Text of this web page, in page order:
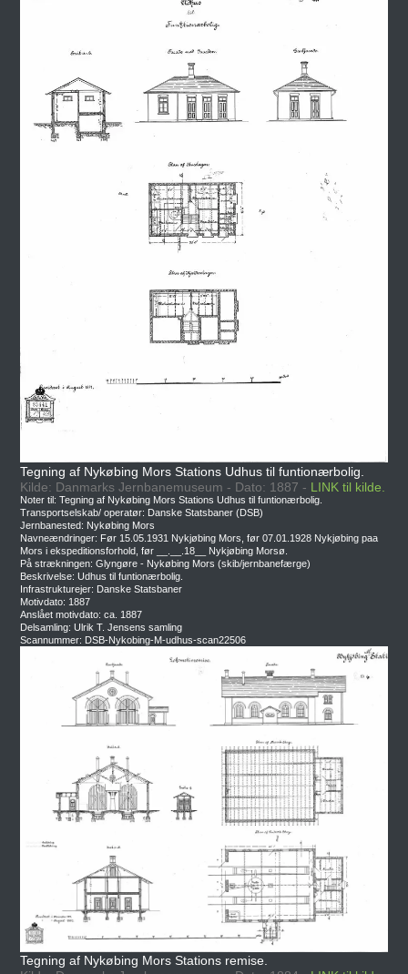
Tegning af Nykøbing Mors Stations Udhus til funtionærbolig.
Kilde: Danmarks Jernbanemuseum - Dato: 1887 - LINK til kilde.
Noter til: Tegning af Nykøbing Mors Stations Udhus til funtionærbolig.
Transportselskab/ operatør: Danske Statsbaner (DSB)
Jernbanested: Nykøbing Mors
Navneændringer: Før 15.05.1931 Nykjøbing Mors, før 07.01.1928 Nykjøbing paa
Mors i ekspeditionsforhold, før __.__.18__ Nykjøbing Morsø.
På strækningen: Glyngøre - Nykøbing Mors (skib/jernbanefærge)
Beskrivelse: Udhus til funtionærbolig.
Infrastrukturejer: Danske Statsbaner
Motivdato: 1887
Anslået motivdato: ca. 1887
Delsamling: Ulrik T. Jensens samling
Scannummer: DSB-Nykobing-M-udhus-scan22506
Tegning af Nykøbing Mors Stations remise.